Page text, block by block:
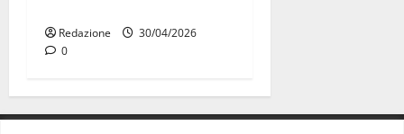
Redazione
30/04/2026
0